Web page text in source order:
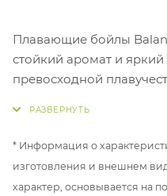
Плавающие бойлы
стойкий аромат и
превосходной
амура.
* Информация о
изготовления и внешнем
характер, основывается на